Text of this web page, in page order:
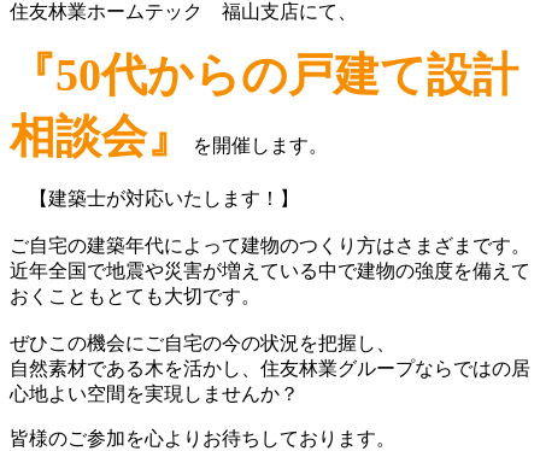
住友林業ホームテック 福山支店にて、
『50代からの戸建て設計
相談会』
を開催します。
【建築士が対応いたします！】
ご自宅の建築年代によって建物のつくり方はさまざまです。
近年全国で地震や災害が増えている中で建物の強度を備えて
おくこともとても大切です。
ぜひこの機会にご自宅の今の状況を把握し、
自然素材である木を活かし、住友林業グループならではの居
心地よい空間を実現しませんか？
皆様のご参加を心よりお待ちしております。